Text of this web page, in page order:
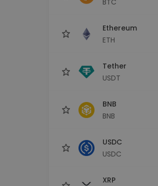
Ethereum
ETH
Tether
USDT
BNB
BNB
USDC
USDC
XRP